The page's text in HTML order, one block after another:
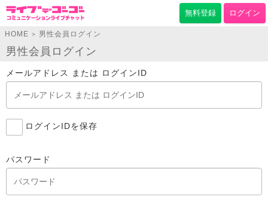
無料登録 ログイン
HOME > 男性会員ログイン
男性会員ログイン
メールアドレス または ログインID
ログインIDを保存
パスワード